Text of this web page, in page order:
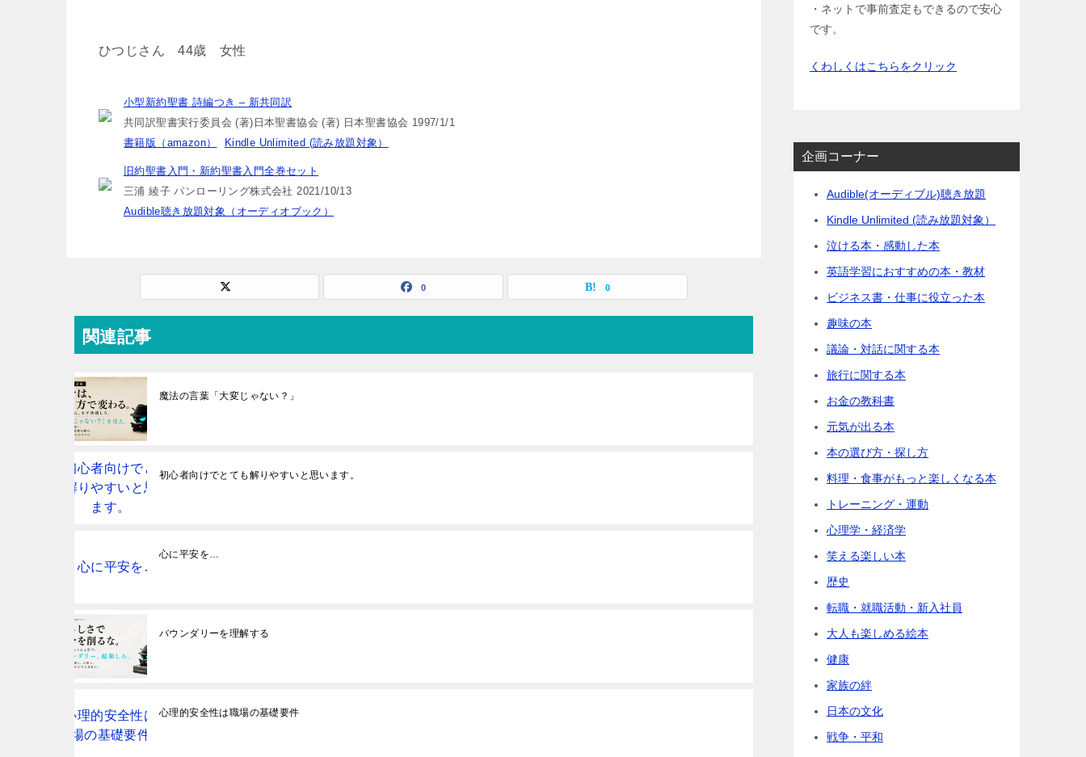
ひつじさん 44歳 女性
小型新約聖書 詩編つき – 新共同訳
共同訳聖書実行委員会 (著)日本聖書協会 (著) 日本聖書協会 1997/1/1
書籍版（amazon）
Kindle Unlimited (読み放題対象）
旧約聖書入門・新約聖書入門全巻セット
三浦 綾子 パンローリング株式会社 2021/10/13
Audible聴き放題対象（オーディオブック）
0 0
関連記事
魔法の言葉「大変じゃない？」
初心者向けでとても解りやすいと思います。
心に平安を…
バウンダリーを理解する
心理的安全性は職場の基礎要件
・ネットで事前査定もできるので安心
です。
くわしくはこちらをクリック
企画コーナー
Audible(オーディブル)聴き放題
Kindle Unlimited (読み放題対象）
泣ける本・感動した本
英語学習におすすめの本・教材
ビジネス書・仕事に役立った本
趣味の本
議論・対話に関する本
旅行に関する本
お金の教科書
元気が出る本
本の選び方・探し方
料理・食事がもっと楽しくなる本
トレーニング・運動
心理学・経済学
笑える楽しい本
歴史
転職・就職活動・新入社員
大人も楽しめる絵本
健康
家族の絆
日本の文化
戦争・平和